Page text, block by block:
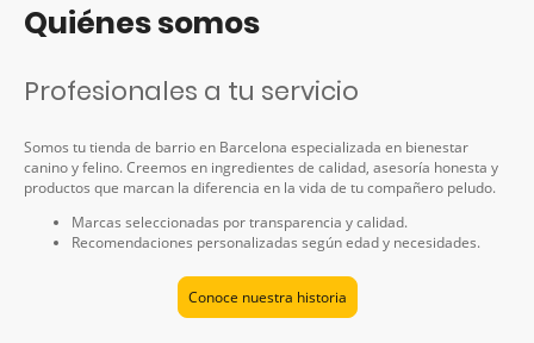
Quiénes somos
Profesionales a tu servicio
Somos tu tienda de barrio en Barcelona especializada en bienestar
canino y felino. Creemos en ingredientes de calidad, asesoría honesta y
productos que marcan la diferencia en la vida de tu compañero peludo.
Marcas seleccionadas por transparencia y calidad.
Recomendaciones personalizadas según edad y necesidades.
Conoce nuestra historia